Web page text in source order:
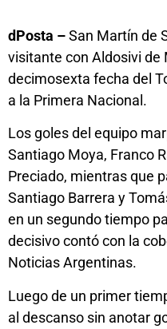
dPosta –San Martín de
visitante con Aldosivi de
decimosexta fecha del
a la Primera Nacional.
Los goles del equipo
Santiago Moya, Franco
Preciado, mientras que
Santiago Barrera y
en un segundo tiempo
decisivo contó con la
Noticias Argentinas.
Luego de un primer
al descanso sin anotar